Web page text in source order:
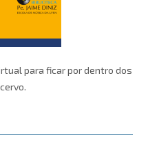
para ficar por dentro dos